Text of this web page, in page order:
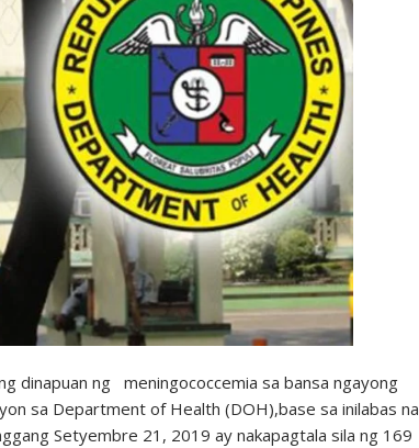
dinapuan ng meningococcemia sa bansa ngayong
sa Department of Health (DOH),base sa inilabas na
Setyembre 21, 2019 ay nakapagtala sila ng 169